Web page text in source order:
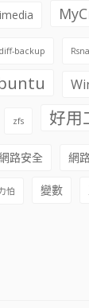
backup
zfs 好用
路安全 網
怕 變數